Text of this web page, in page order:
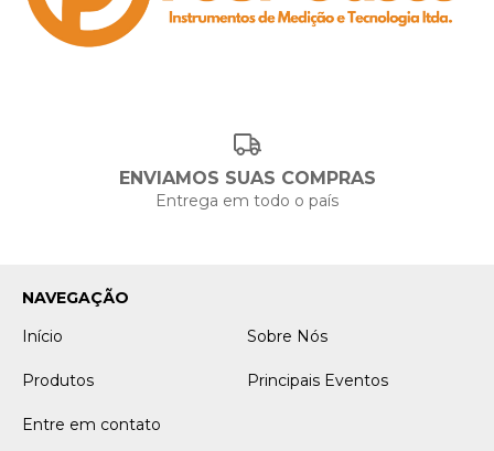
ENVIAMOS SUAS COMPRAS
Entrega em todo o país
NAVEGAÇÃO
Início
Sobre Nós
Produtos Principais Eventos
Entre em contato